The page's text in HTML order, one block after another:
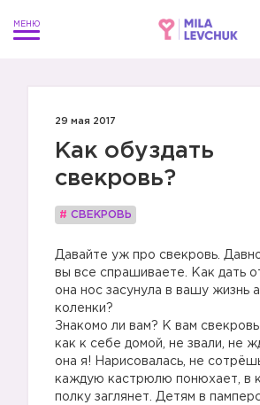
29 мая 2017
Как обуздать
свекровь?
# СВЕКРОВЬ
Давайте уж про свекровь.
вы все спрашиваете. Как дать
она нос засунула в вашу жизнь
коленки?
Знакомо ли вам? К вам
как к себе домой, не звали, не
она я! Нарисовалась, не
каждую кастрюлю понюхает, в
полку заглянет. Детям в